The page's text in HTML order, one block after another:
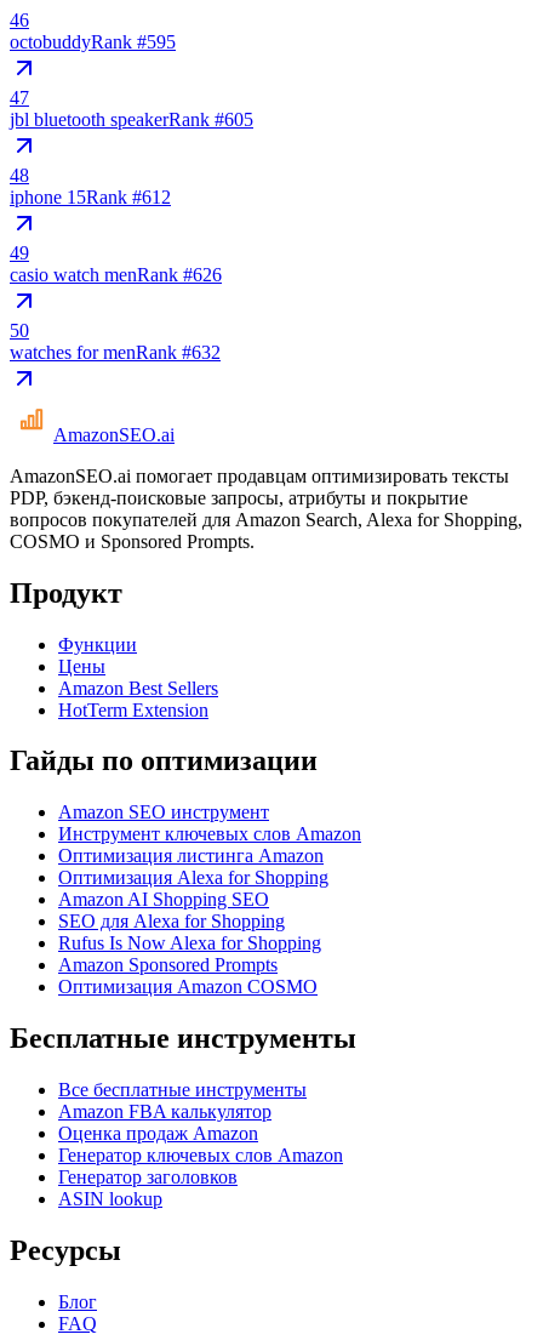
46
octobuddyRank #595
47
jbl bluetooth speakerRank #605
48
iphone 15Rank #612
49
casio watch menRank #626
50
watches for menRank #632
AmazonSEO.ai
AmazonSEO.ai помогает продавцам оптимизировать тексты
PDP, бэкенд-поисковые запросы, атрибуты и покрытие
вопросов покупателей для Amazon Search, Alexa for Shopping,
COSMO и Sponsored Prompts.
Продукт
Функции
Цены
Amazon Best Sellers
HotTerm Extension
Гайды по оптимизации
Amazon SEO инструмент
Инструмент ключевых слов Amazon
Оптимизация листинга Amazon
Оптимизация Alexa for Shopping
Amazon AI Shopping SEO
SEO для Alexa for Shopping
Rufus Is Now Alexa for Shopping
Amazon Sponsored Prompts
Оптимизация Amazon COSMO
Бесплатные инструменты
Все бесплатные инструменты
Amazon FBA калькулятор
Оценка продаж Amazon
Генератор ключевых слов Amazon
Генератор заголовков
ASIN lookup
Ресурсы
Блог
FAQ